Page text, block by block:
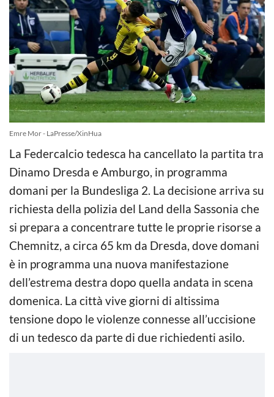
Emre Mor - LaPresse/XinHua
La Federcalcio tedesca ha cancellato la partita tra
Dinamo Dresda e Amburgo, in programma
domani per la Bundesliga 2. La decisione arriva su
richiesta della polizia del Land della Sassonia che
si prepara a concentrare tutte le proprie risorse a
Chemnitz, a circa 65 km da Dresda, dove domani
è in programma una nuova manifestazione
dell’estrema destra dopo quella andata in scena
domenica. La città vive giorni di altissima
tensione dopo le violenze connesse all’uccisione
di un tedesco da parte di due richiedenti asilo.